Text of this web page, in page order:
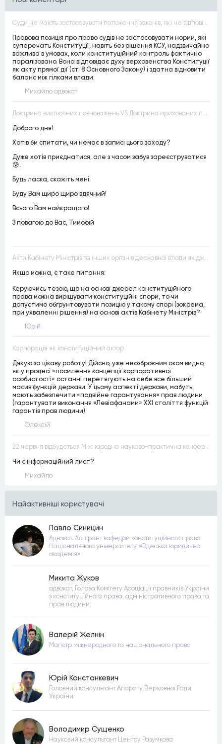
Суди не мають застосовувати положення законів, які не відповідають Конституції, незалежно від того, чи визнавалися вони Конституційним Судом України неконституційними, тобто закони, що суперечать Конституції України не можуть застосовуватися навіть у випадках, коли вони є чинними
Правова позиція про право судів не застосовувати норми, які
суперечать Конституції, навіть без рішення КСУ, надзвичайно
важлива в умовах, коли конституційний контроль фактично
паралізовано. Вона відповідає духу верховенства Конституції
як акту прямої дії (ст. 8 Основного Закону) і здатна відновити
баланс між гілками влади.
Михайло адвокат
Доктрина виключних повноважень VS Доктрина прихованих повноважень
Доброго дня!
Хотів би спитати, чи немає в записі цього заходу?
Дуже хотів приєднатися, але з часом забув зареєструватися
😰.
Будь ласка, скажіть мені.
Буду Вам щиро щиро вдячний!
Всього Вам найкращого!
З повагою до Вас, Тимофій
Акти Кабінету Міністрів та інших органів державної влади як джерела конституційного права
Якщо можна, є таке питання:
Керуючись тезою, що на основі джерел конституційного
права можна вирішувати конституційні спори, то чи
допустимо обґрунтовувати позицію у такому спорі (зокрема,
при ухваленні рішення) на основі актів Кабінету Міністрів?
Юрій
Корпорація як конституційний актор
Дякую за цікаву роботу! Дійсно, уже неозброєним оком видно,
як у процесі «посилення концепції корпоративної
особистості» останні перетягують на себе все більший
масив функцій держави. У цьому аспекті держави, мабуть,
мають забезпечити «подвійне гарантування» прав людини
(гарантувати виконання «Левіафанами» ХХІ століття функцій
гарантів прав людини).
Олексій
22 червня відбудеться Міжнародна науково-практична конференція “Конституційна демократія в умовах загроз територіальній цілісності та національній безпеці”
Чи є інформаційний лист?
Михайло
Найактивнiшi користувачi
Павло Синицин
Адвокат. Аспірант кафедри конституційного права
Національного університету «Одеська юридична
академія»
Микита Жуков
адвокат, Голова Комітету Асоціації правників України
з конституційного права, адміністративного права та
прав людини
Валерій Желнін
Магістр міжнародного та національного права
Юрій Констанкевич
Головний консультант Апарату Верховної Ради
України
Володимир Сущенко
Науковий консультант Центру Разумкова